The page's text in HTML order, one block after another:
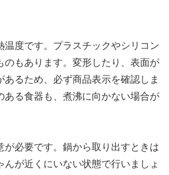
温度です。プラスチックやシリコン
のもあります。変形したり、表面が
あるため、必ず商品表示を確認しま
ある食器も、煮沸に向かない場合が
が必要です。鍋から取り出すときは
んが近くにいない状態で行いましょ